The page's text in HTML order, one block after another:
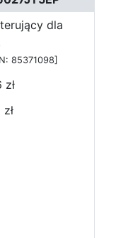
dla
85371098]
zł